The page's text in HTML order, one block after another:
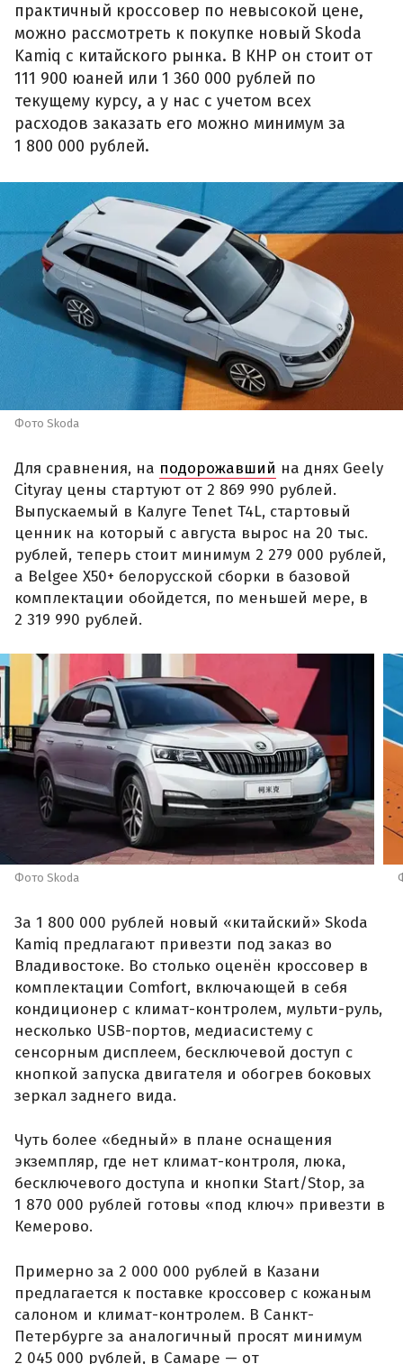
практичный кроссовер по невысокой цене,
можно рассмотреть к покупке новый Skoda
Kamiq с китайского рынка. В КНР он стоит от
111 900 юаней или 1 360 000 рублей по
текущему курсу, а у нас с учетом всех
расходов заказать его можно минимум за
1 800 000 рублей.
Фото Skoda
Для сравнения, на подорожавший на днях Geely
Cityray цены стартуют от 2 869 990 рублей.
Выпускаемый в Калуге Tenet T4L, стартовый
ценник на который с августа вырос на 20 тыс.
рублей, теперь стоит минимум 2 279 000 рублей,
а Belgee X50+ белорусской сборки в базовой
комплектации обойдется, по меньшей мере, в
2 319 990 рублей.
Фото Skoda
За 1 800 000 рублей новый «китайский» Skoda
Kamiq предлагают привезти под заказ во
Владивостоке. Во столько оценён кроссовер в
комплектации Comfort, включающей в себя
кондиционер с климат-контролем, мульти-руль,
несколько USB-портов, медиасистему с
сенсорным дисплеем, бесключевой доступ с
кнопкой запуска двигателя и обогрев боковых
зеркал заднего вида.
Чуть более «бедный» в плане оснащения
экземпляр, где нет климат-контроля, люка,
бесключевого доступа и кнопки Start/Stop, за
1 870 000 рублей готовы «под ключ» привезти в
Кемерово.
Примерно за 2 000 000 рублей в Казани
предлагается к поставке кроссовер с кожаным
салоном и климат-контролем. В Санкт-
Петербурге за аналогичный просят минимум
2 045 000 рублей, в Самаре — от